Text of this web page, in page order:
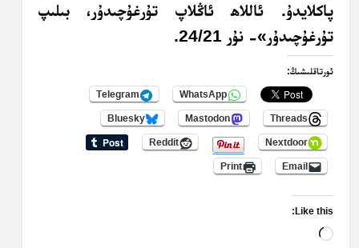
پاكلايدۇ. ئاللاھ ئاڭلاپ تۇرغۇچىدۇر، بىلىپ
تۇرغۇچىدۇر»- نۇر 24/21.
ئورتاقلىشىڭ:
WhatsApp
Telegram
Threads
Mastodon
Bluesky
Nextdoor
Reddit
Email
Print
Like this:
Loading…